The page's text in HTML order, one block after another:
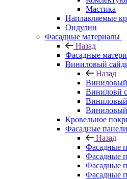
Мастика
Наплавляемые
Ондулин
Фасадные материалы
Назад
Фасадные
Виниловый
Назад
Виниловй
Виниловый
Кровельное
Фасадные панели
Назад
Фасадные
Фасадные
Фасадные
Фасадные